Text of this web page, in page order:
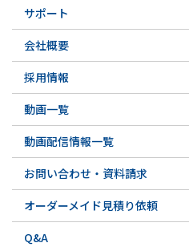
その他の導入事例
軸受け付きシールユニット
実例ご紹介
特殊用途用メカニカルシール
メカニカルシールの不思議
サポート
実例ご紹介
会社概要
会社沿革
関連会社
採用情報
先輩の声
募集要項&FAQ
動画一覧
初級講座
専門用語の解説
動画配信情報一覧
お問い合わせ・資料請求
お問い合わせ例一覧
オーダーメイド見積り依頼
Q&A